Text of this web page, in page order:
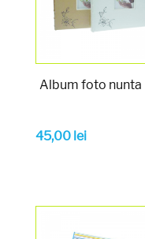
Album foto nunta
45,00 lei